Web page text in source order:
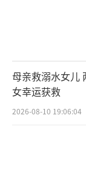
母亲救溺水女儿
女幸运获救
2026-08-10 19:06:04